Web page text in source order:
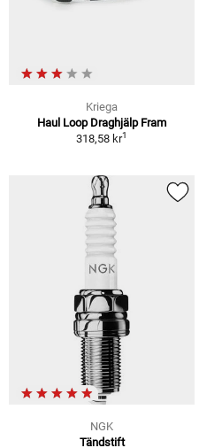
Kriega
Haul Loop Draghjälp Fram
318,58 kr1
NGK
Tändstift